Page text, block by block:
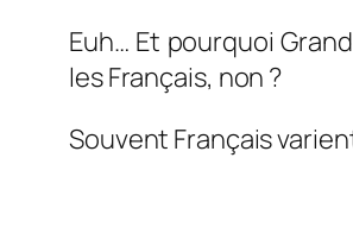
Euh… Et pourquoi
les Français, non ?
Souvent Français